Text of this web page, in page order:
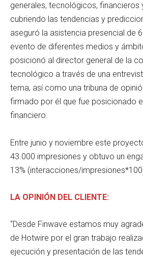
generales, tecnológicos, financieros
cubriendo las tendencias y
aseguró la asistencia presencial de
evento de diferentes medios y
posicionó al director general de la
tecnológico a través de una
tema, así como una tribuna de
firmado por él que fue posicionado
financiero.
Entre junio y noviembre este
43.000 impresiones y obtuvo un
13% (interacciones/
LA OPINIÓN DEL CLIENTE:
“Desde Finwave estamos muy
de Hotwire por el gran trabajo
ejecución y presentación de las